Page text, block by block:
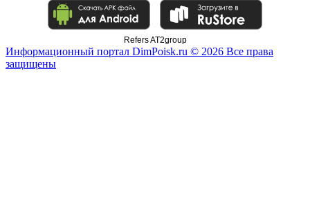
Refers AT2group
Информационный портал DimPoisk.ru © 2026 Все права
защищены